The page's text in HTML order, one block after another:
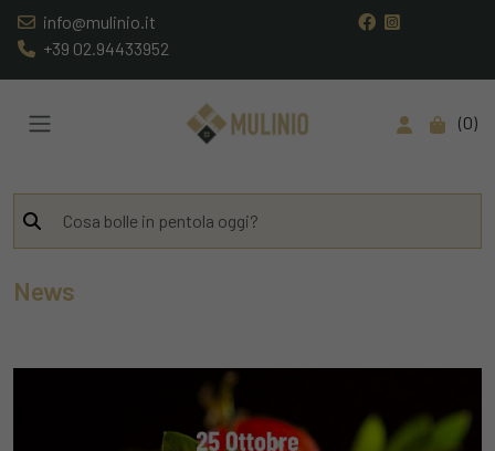
info@mulinio.it
+39 02.94433952
0
News